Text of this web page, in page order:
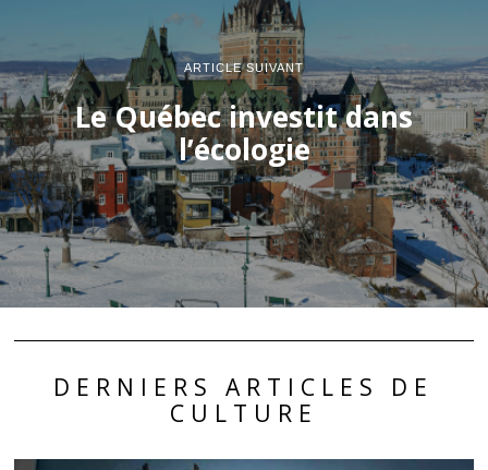
ARTICLE SUIVANT
Le Québec investit dans
l’écologie
DERNIERS ARTICLES DE
CULTURE